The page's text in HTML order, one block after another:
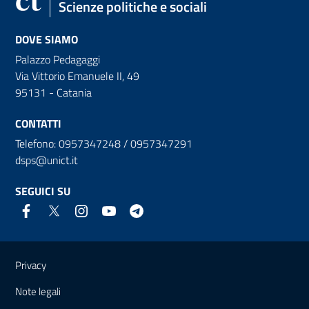
Scienze politiche e sociali
DOVE SIAMO
Palazzo Pedagaggi
Via Vittorio Emanuele II, 49
95131 - Catania
CONTATTI
Telefono: 0957347248 / 0957347291
dsps@unict.it
SEGUICI SU
Link e informazioni utili
Privacy
Note legali